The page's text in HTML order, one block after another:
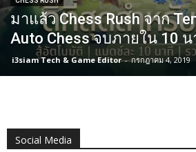
มาแล้ว Chess Rush จาก
Auto Chess จบภายใน 10 น
i3siam Tech & Game Editor - กรกฎาคม 4, 2019
Social Media